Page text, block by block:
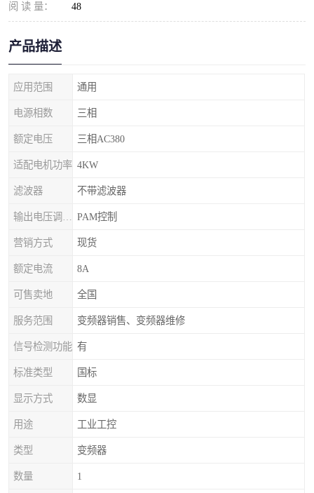
阅 读 量： 48
产品描述
应用范围 通用
电源相数 三相
额定电压 三相AC380
适配电机功率 4KW
滤波器 不带滤波器
PAM控制
营销方式 现货
额定电流 8A
可售卖地 全国
服务范围 变频器销售、变频器维修
信号检测功能 有
标准类型 国标
显示方式 数显
用途 工业工控
类型 变频器
数量 1